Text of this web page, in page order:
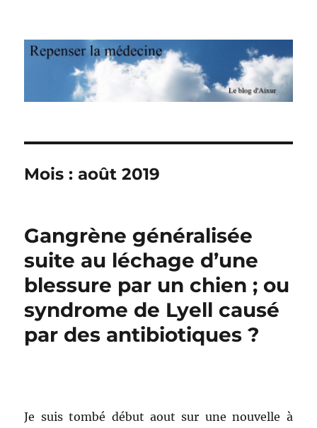
Repenser la médecine
Mois : août 2019
Gangrène généralisée
suite au léchage d’une
blessure par un chien ; ou
syndrome de Lyell causé
par des antibiotiques ?
Je suis tombé début aout sur une nouvelle à